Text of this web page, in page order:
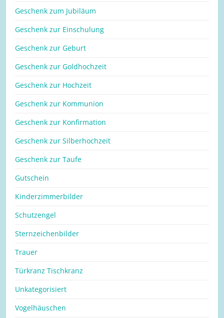
Geschenk zum Jubiläum
Geschenk zur Einschulung
Geschenk zur Geburt
Geschenk zur Goldhochzeit
Geschenk zur Hochzeit
Geschenk zur Kommunion
Geschenk zur Konfirmation
Geschenk zur Silberhochzeit
Geschenk zur Taufe
Gutschein
Kinderzimmerbilder
Schutzengel
Sternzeichenbilder
Trauer
Türkranz Tischkranz
Unkategorisiert
Vogelhäuschen